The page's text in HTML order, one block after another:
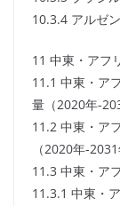
10.3.4 アルゼ
11 中東・アフ
11.1 中東・ア
量（2020年-
11.2 中東・ア
（2020年-2031
11.3 中東・ア
11.3.1 中東・